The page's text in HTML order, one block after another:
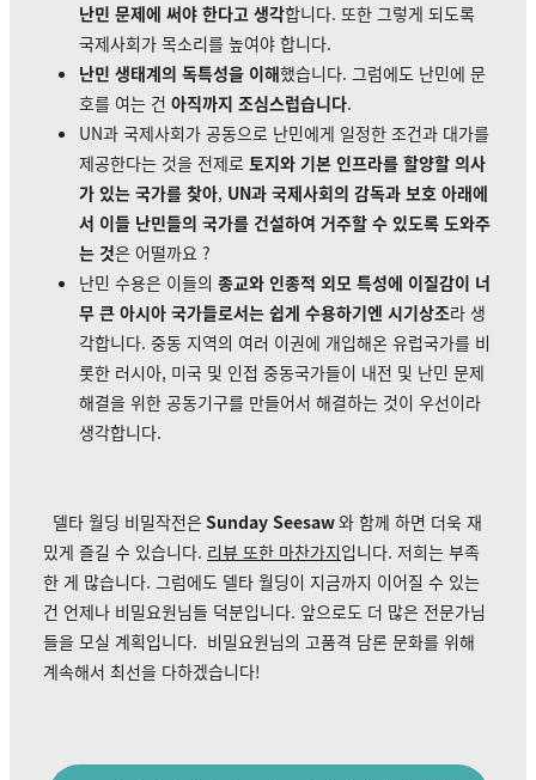
난민 문제에 써야 한다고 생각합니다. 또한 그렇게 되도록
국제사회가 목소리를 높여야 합니다.
난민 생태계의 독특성을 이해했습니다. 그럼에도 난민에 문
호를 여는 건 아직까지 조심스럽습니다.
UN과 국제사회가 공동으로 난민에게 일정한 조건과 대가를
제공한다는 것을 전제로 토지와 기본 인프라를 할양할 의사
가 있는 국가를 찾아, UN과 국제사회의 감독과 보호 아래에
서 이들 난민들의 국가를 건설하여 거주할 수 있도록 도와주
는 것은 어떨까요 ?
난민 수용은 이들의 종교와 인종적 외모 특성에 이질감이 너
무 큰 아시아 국가들로서는 쉽게 수용하기엔 시기상조라 생
각합니다. 중동 지역의 여러 이권에 개입해온 유럽국가를 비
롯한 러시아, 미국 및 인접 중동국가들이 내전 및 난민 문제
해결을 위한 공동기구를 만들어서 해결하는 것이 우선이라
생각합니다.
델타 월딩 비밀작전은Sunday Seesaw와 함께 하면 더욱 재
밌게 즐길 수 있습니다. 리뷰 또한 마찬가지입니다. 저희는 부족
한 게 많습니다. 그럼에도 델타 월딩이 지금까지 이어질 수 있는
건 언제나 비밀요원님들 덕분입니다. 앞으로도 더 많은 전문가님
들을 모실 계획입니다. 비밀요원님의 고품격 담론 문화를 위해
계속해서 최선을 다하겠습니다!